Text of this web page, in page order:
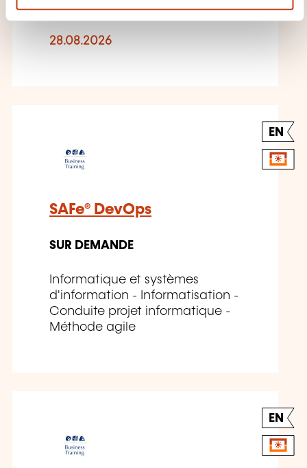
n
système
28.08.2026
EN
SAFe® DevOps
SUR DEMANDE
Informatique et systèmes
d'information - Informatisation -
Conduite projet informatique -
Méthode agile
EN